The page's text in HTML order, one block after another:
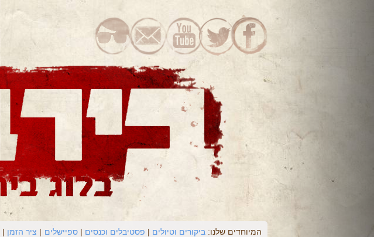
המיוחדים שלנו: ביקורים וטיולים פסטיבלים וכנסים ספיישלים ציר הזמן